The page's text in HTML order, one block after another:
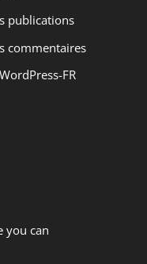
publications
commentaires
FR
you can